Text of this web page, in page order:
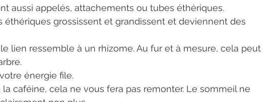
aussi appelés, attachements ou tubes éthériques.
éthériques grossissent et grandissent et deviennent des
lien ressemble à un rhizome. Au fur et à mesure, cela peut
énergie file.